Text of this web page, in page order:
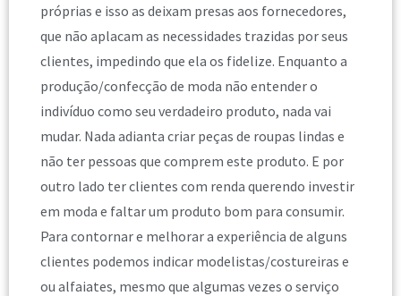
próprias e isso as deixam presas aos fornecedores,
que não aplacam as necessidades trazidas por seus
clientes, impedindo que ela os fidelize. Enquanto a
produção/confecção de moda não entender o
indivíduo como seu verdadeiro produto, nada vai
mudar. Nada adianta criar peças de roupas lindas e
não ter pessoas que comprem este produto. E por
outro lado ter clientes com renda querendo investir
em moda e faltar um produto bom para consumir.
Para contornar e melhorar a experiência de alguns
clientes podemos indicar modelistas/costureiras e
ou alfaiates, mesmo que algumas vezes o serviço